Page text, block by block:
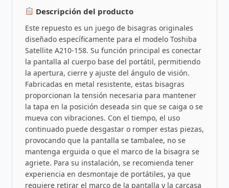
Descripción del producto
Este repuesto es un juego de bisagras originales
diseñado específicamente para el modelo Toshiba
Satellite A210-158. Su función principal es conectar
la pantalla al cuerpo base del portátil, permitiendo
la apertura, cierre y ajuste del ángulo de visión.
Fabricadas en metal resistente, estas bisagras
proporcionan la tensión necesaria para mantener
la tapa en la posición deseada sin que se caiga o se
mueva con vibraciones. Con el tiempo, el uso
continuado puede desgastar o romper estas piezas,
provocando que la pantalla se tambalee, no se
mantenga erguida o que el marco de la bisagra se
agriete. Para su instalación, se recomienda tener
experiencia en desmontaje de portátiles, ya que
requiere retirar el marco de la pantalla y la carcasa